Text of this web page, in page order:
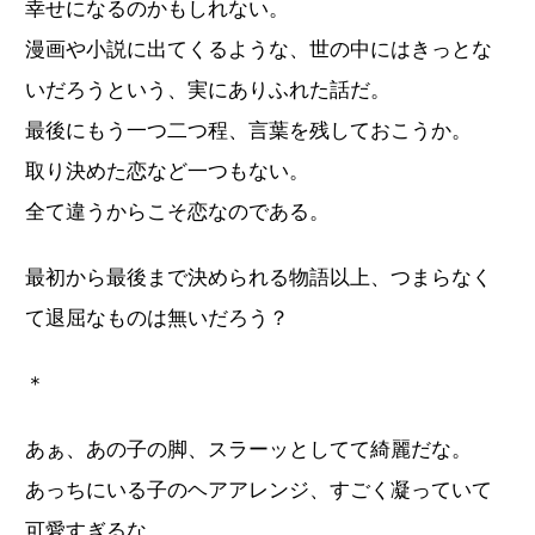
幸せになるのかもしれない。
漫画や小説に出てくるような、世の中にはきっとな
いだろうという、実にありふれた話だ。
最後にもう一つ二つ程、言葉を残しておこうか。
取り決めた恋など一つもない。
全て違うからこそ恋なのである。
最初から最後まで決められる物語以上、つまらなく
て退屈なものは無いだろう？
＊
あぁ、あの子の脚、スラーッとしてて綺麗だな。
あっちにいる子のヘアアレンジ、すごく凝っていて
可愛すぎるな。